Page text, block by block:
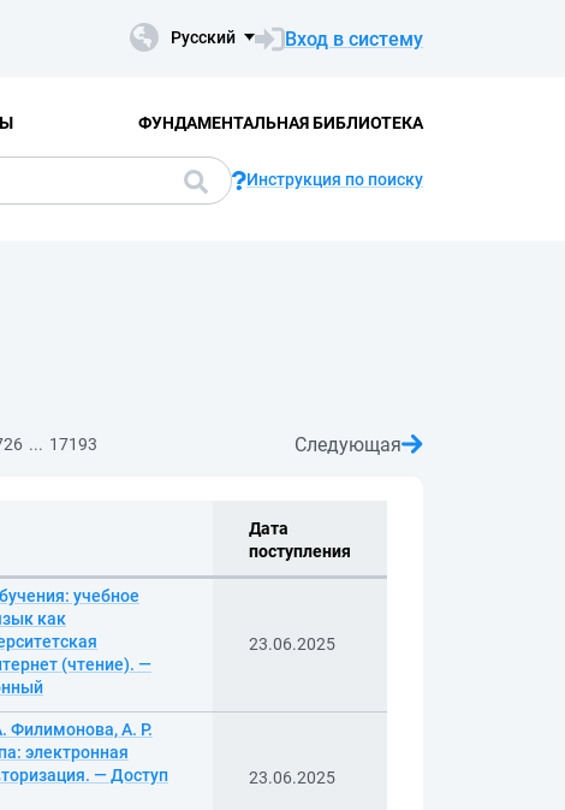
Русский Вход в систему
ФУНДАМЕНТАЛЬНАЯ БИБЛИОТЕКА
Инструкция по поиску
... 17193 Следующая
Дата
поступления
учебное
как
(чтение). —
23.06.2025
Филимонова, А. Р.
электронная
— Доступ
23.06.2025